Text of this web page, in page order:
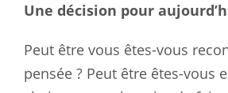
Une décision pour
Peut être vous êtes-vous
pensée ? Peut être êtes-vous